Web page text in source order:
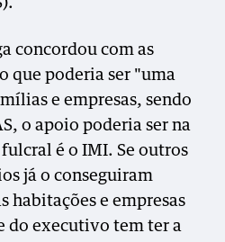
concordou com as
que poderia ser "uma
e empresas, sendo
o apoio poderia ser na
é o IMI. Se outros
já o conseguiram
habitações e empresas
do executivo tem ter a